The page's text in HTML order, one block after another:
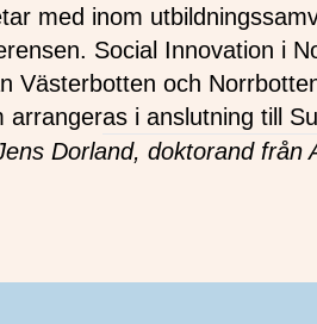
med inom
Social Innovation i
Västerbotten och
i anslutning till
Dorland, doktorand från